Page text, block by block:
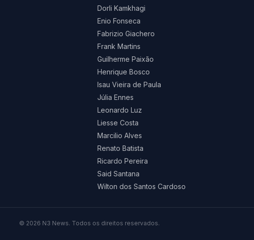
Dorli Kamkhagi
Enio Fonseca
Fabrizio Giachero
Frank Martins
Guilherme Paixão
Henrique Bosco
Isau Vieira de Paula
Júlia Ennes
Leonardo Luz
Liesse Costa
Marcilio Alves
Renato Batista
Ricardo Pereira
Said Santana
Wilton dos Santos Cardoso
© 2026 N3 News. Todos os direitos reservados.